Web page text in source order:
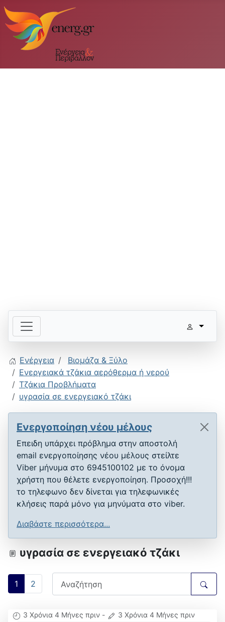
Ενέργεια
Βιομάζα & Ξύλο
Ενεργειακά τζάκια αερόθερμα ή νερού
Τζάκια Προβλήματα
υγρασία σε ενεργειακό τζάκι
Ενεργοποίηση νέου μέλους
Επειδη υπάρχει πρόβλημα στην αποστολή
email ενεργοποίησης νέου μέλους στείλτε
Viber μήνυμα στο 6945100102 με το όνομα
χρήστη που θέλετε ενεργοποίηση. Προσοχή!!!
το τηλεφωνο δεν δίνεται για τηλεφωνικές
κλήσεις παρά μόνο για μηνύματα στο viber.
Διαβάστε περισσότερα...
υγρασία σε ενεργειακό τζάκι
1 2
3 Χρόνια 4 Μήνες πριν -
3 Χρόνια 4 Μήνες πριν